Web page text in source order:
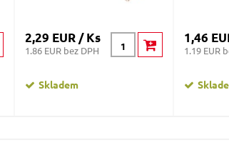
2,29 EUR / Ks
1.86 EUR bez DPH
Skladem
1,46
1.19 EUR